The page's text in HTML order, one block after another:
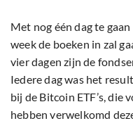
Met nog één dag te
week de boeken in zal
vier dagen zijn de
Iedere dag was het
bij de Bitcoin ETF’s, die
hebben verwelkomd